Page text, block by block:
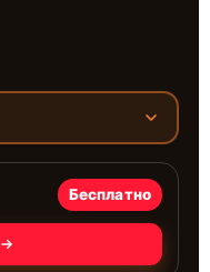
Бесплатно